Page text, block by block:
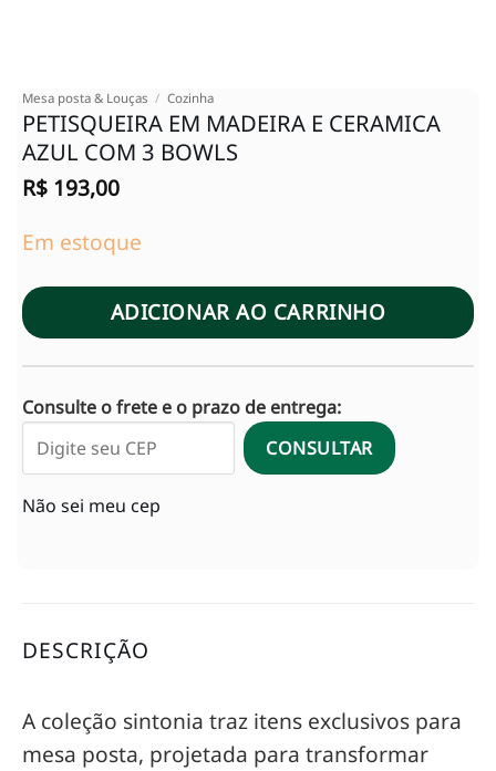
Mesa posta & Louças / Cozinha
PETISQUEIRA EM MADEIRA E CERAMICA
AZUL COM 3 BOWLS
R$ 193,00
Em estoque
ADICIONAR AO CARRINHO
Consulte o frete e o prazo de entrega:
CONSULTAR
Não sei meu cep
DESCRIÇÃO
A coleção sintonia traz itens exclusivos para
mesa posta, projetada para transformar